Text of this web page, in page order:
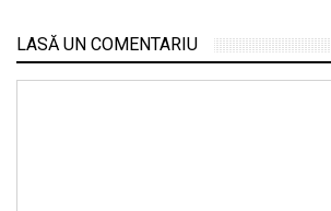
LASĂ UN COMENTARIU